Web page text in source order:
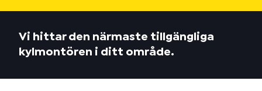
Vi hittar den närmaste tillgängliga
kylmontören i ditt område.